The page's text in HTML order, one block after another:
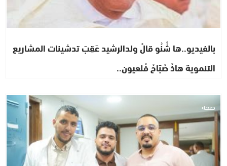
بالفيديو..ها شْنُو قالْ ولدالرشيد عَقِبَ تدشينات المشاريع
التنموية هاذْ صْبَاحْ فْلعيون..
صحة